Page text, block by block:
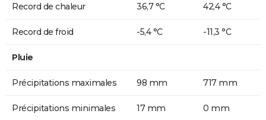
Record de chaleur 36,7 °C 42,4 °C
Record de froid -5,4 °C -11,3 °C
Pluie
Précipitations maximales 98 mm 717 mm
Précipitations minimales 17 mm 0 mm